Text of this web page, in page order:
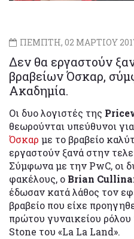
ΠΕΜΠΤΗ, 02 ΜΑΡΤΙΟΥ
Δεν θα εργαστούν
βραβείων Όσκαρ,
Ακαδημία.
Οι δυο λογιστές της
θεωρούνται υπεύθυνοι
Όσκαρ με το βραβείο
εργαστούν ξανά στην
Σύμφωνα με την PwC, οι
φακέλους, ο Brian
έδωσαν κατά λάθος τον
βραβείο που είχε
πρώτου γυναικείου
Stone του «La La Land».